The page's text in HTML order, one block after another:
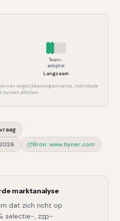
Team-
adoptie
Langzaam
van vergelijkbare organisaties. Individuele
kunnen afwijken.
Bron: www.byner.com
marktanalyse
dat zich richt op
selectie-, zzp-